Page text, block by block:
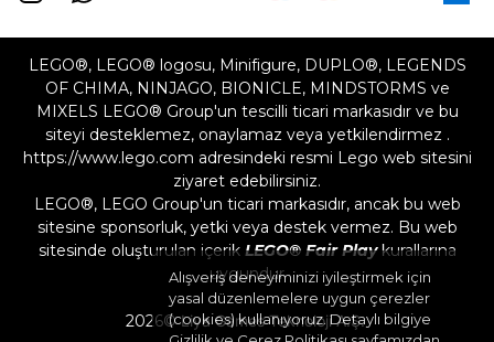
Alışveriş deneyiminizi iyileştirmek için
yasal düzenlemelere uygun çerezler
(cookies) kullanıyoruz. Detaylı bilgiye
LEGO®, LEGO® logosu, Minifigure, DUPLO®, LEGENDS
OF CHIMA, NINJAGO, BIONICLE, MINDSTORMS ve
MIXELS LEGO® Group'un tescilli ticari markasıdır ve bu
siteyi desteklemez, onaylamaz veya yetkilendirmez .
https://www.lego.com adresindeki resmi Lego web sitesini
ziyaret edebilirsiniz.
LEGO®, LEGO Group'un ticari markasıdır, ancak bu web
sitesine sponsorluk, yetki veya destek vermez. Bu web
sitesinde oluşturulan içerik LEGO® Fair Playkurallarına
uygundur
2026©Liya Games Teknoloji A.Ş.